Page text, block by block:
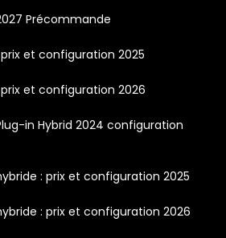
Précommande
et configuration 2025
et configuration 2026
in Hybrid 2024 configuration
: prix et configuration 2025
: prix et configuration 2026